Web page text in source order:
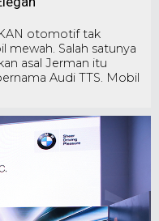
otomotif tak
Salah satunya
asal Jerman itu
Audi TTS. Mobil